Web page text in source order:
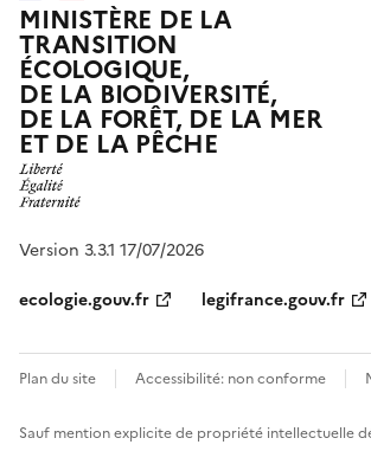
MINISTÈRE DE LA
TRANSITION
ÉCOLOGIQUE,
DE LA BIODIVERSITÉ,
DE LA FORÊT, DE LA MER
ET DE LA PÊCHE
Version 3.3.1 17/07/2026
ecologie.gouv.fr
legifrance.gouv.fr
Plan du site Accessibilité: non conforme
Sauf mention explicite de propriété intellectuelle